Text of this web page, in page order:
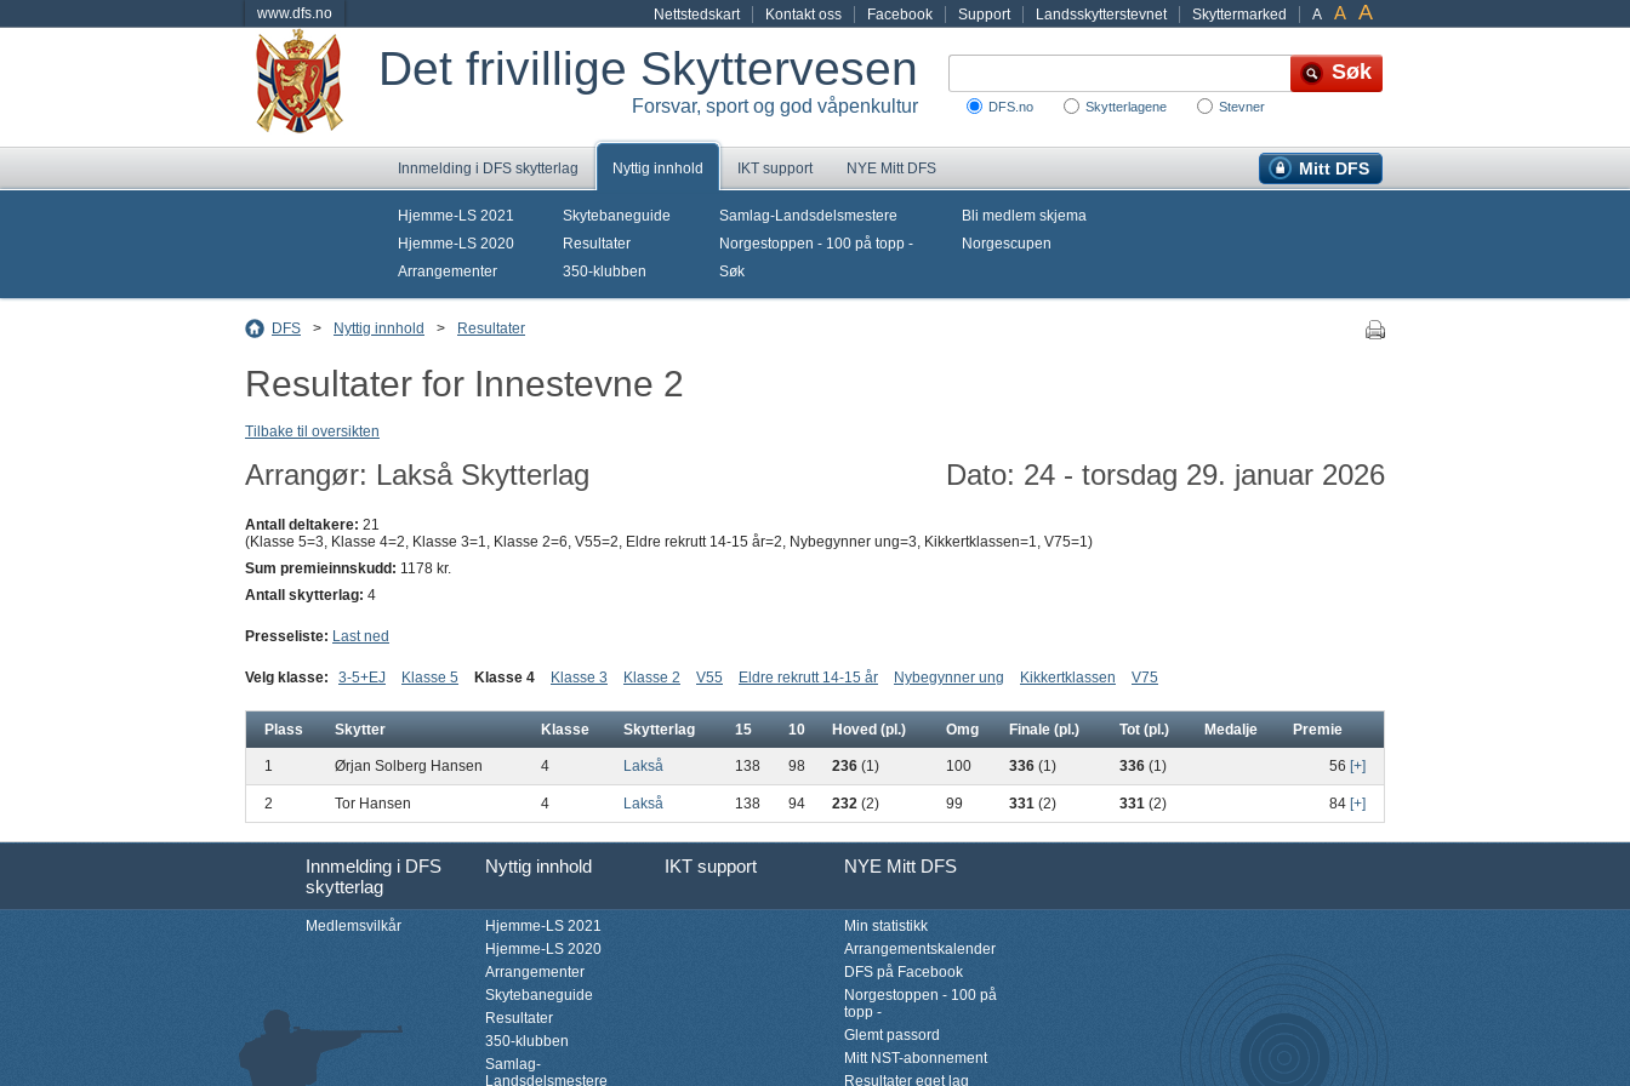
www.dfs.no A A A
Nettstedskart Kontakt oss Facebook Support Landsskytterstevnet Skyttermarked
Det frivillige Skyttervesen
Forsvar, sport og god våpenkultur DFS.no Skytterlagene Stevner
Innmelding i DFS skytterlag Nyttig innhold IKT support Mitt DFS
NYE Mitt DFS
Hjemme-LS 2021
Hjemme-LS 2020
Arrangementer
Skytebaneguide
Resultater
350-klubben
Samlag-Landsdelsmestere
Norgestoppen - 100 på topp -
Søk
Bli medlem skjema
Norgescupen
DFS > Nyttig innhold > Resultater
Resultater for Innestevne 2
Tilbake til oversikten
Arrangør: Lakså Skytterlag Dato: 24 - torsdag 29. januar 2026
Antall deltakere: 21
(Klasse 5=3, Klasse 4=2, Klasse 3=1, Klasse 2=6, V55=2, Eldre rekrutt 14-15 år=2, Nybegynner ung=3, Kikkertklassen=1, V75=1)
Sum premieinnskudd: 1178 kr.
Antall skytterlag: 4
Presseliste: Last ned
Velg klasse: 3-5+EJ Klasse 5 Klasse 4 Klasse 3 Klasse 2 V55 Eldre rekrutt 14-15 år Nybegynner ung Kikkertklassen V75
Plass Skytter Klasse Skytterlag 15 10 Hoved (pl.) Omg Finale (pl.) Tot (pl.) Medalje Premie
1 Ørjan Solberg Hansen 4 Lakså 138 98 236 (1) 100 336 (1) 336 (1) 56 [+]
2 Tor Hansen 4 Lakså 138 94 232 (2) 99 331 (2) 331 (2) 84 [+]
Innmelding i DFS
skytterlag
Nyttig innhold IKT support NYE Mitt DFS
Medlemsvilkår
Hjemme-LS 2021
Hjemme-LS 2020
Arrangementer
Skytebaneguide
Resultater
350-klubben
Samlag-
Landsdelsmestere
Min statistikk
Arrangementskalender
DFS på Facebook
Norgestoppen - 100 på
topp -
Glemt passord
Mitt NST-abonnement
Resultater eget lag